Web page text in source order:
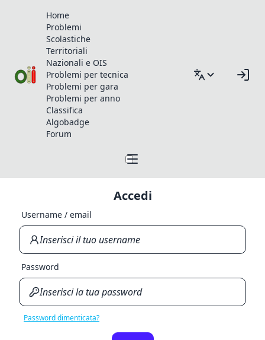
Home
Problemi
Scolastiche
Territoriali
Nazionali e OIS
Problemi per tecnica
Problemi per gara
Problemi per anno
Classifica
Algobadge
Forum
Accedi
Username / email
Password
Password dimenticata?